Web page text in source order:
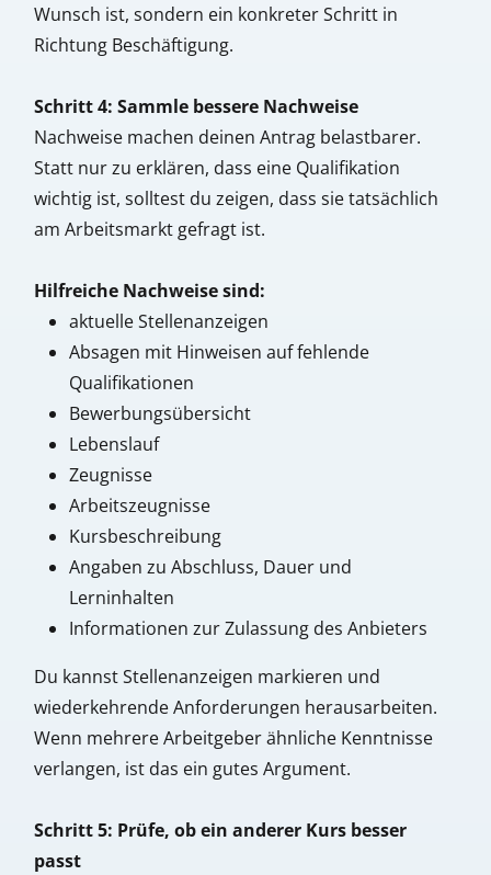
Wunsch ist, sondern ein konkreter Schritt in
Richtung Beschäftigung.
Schritt 4: Sammle bessere Nachweise
Nachweise machen deinen Antrag belastbarer.
Statt nur zu erklären, dass eine Qualifikation
wichtig ist, solltest du zeigen, dass sie tatsächlich
am Arbeitsmarkt gefragt ist.
Hilfreiche Nachweise sind:
aktuelle Stellenanzeigen
Absagen mit Hinweisen auf fehlende
Qualifikationen
Bewerbungsübersicht
Lebenslauf
Zeugnisse
Arbeitszeugnisse
Kursbeschreibung
Angaben zu Abschluss, Dauer und
Lerninhalten
Informationen zur Zulassung des Anbieters
Du kannst Stellenanzeigen markieren und
wiederkehrende Anforderungen herausarbeiten.
Wenn mehrere Arbeitgeber ähnliche Kenntnisse
verlangen, ist das ein gutes Argument.
Schritt 5: Prüfe, ob ein anderer Kurs besser
passt